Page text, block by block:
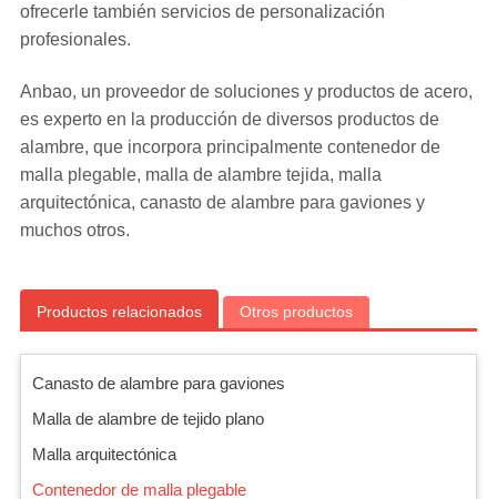
ofrecerle también servicios de personalización
profesionales.
Anbao, un proveedor de soluciones y productos de acero,
es experto en la producción de diversos productos de
alambre, que incorpora principalmente contenedor de
malla plegable, malla de alambre tejida, malla
arquitectónica, canasto de alambre para gaviones y
muchos otros.
Productos relacionados Otros productos
Canasto de alambre para gaviones
Malla de alambre de tejido plano
Malla arquitectónica
Contenedor de malla plegable